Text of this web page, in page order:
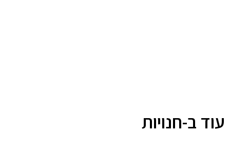
עוד ב-חנויות